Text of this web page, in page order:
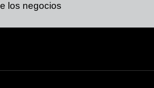
los negocios